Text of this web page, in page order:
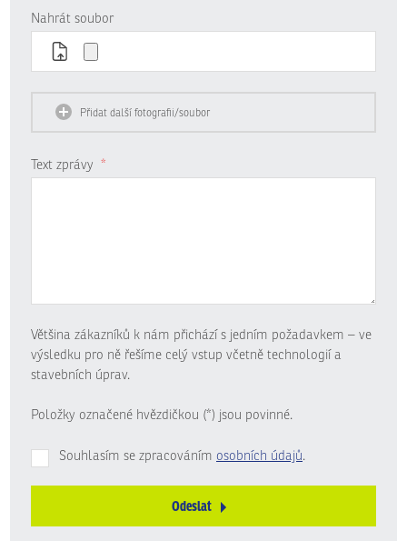
Nahrát soubor
Přidat další fotografii/soubor
Text zprávy *
Většina zákazníků k nám přichází s jedním požadavkem – ve
výsledku pro ně řešíme celý vstup včetně technologií a
stavebních úprav.
Položky označené hvězdičkou (*) jsou povinné.
Souhlasím se zpracováním osobních údajů.
Odeslat